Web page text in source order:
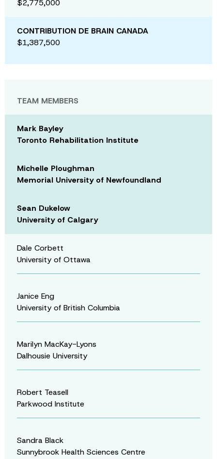
$2,775,000
CONTRIBUTION DE BRAIN CANADA
$1,387,500
TEAM MEMBERS
Mark Bayley
Toronto Rehabilitation Institute
Michelle Ploughman
Memorial University of Newfoundland
Sean Dukelow
University of Calgary
Dale Corbett
University of Ottawa
Janice Eng
University of British Columbia
Marilyn MacKay-Lyons
Dalhousie University
Robert Teasell
Parkwood Institute
Sandra Black
Sunnybrook Health Sciences Centre